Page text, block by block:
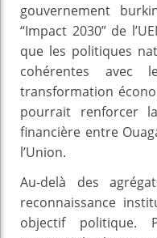
gouvernement
“Impact 2030” de
que les politiques
cohérentes avec
transformation
pourrait renforcer
financière entre
l’Union.
Au-delà des
reconnaissance
objectif politique.